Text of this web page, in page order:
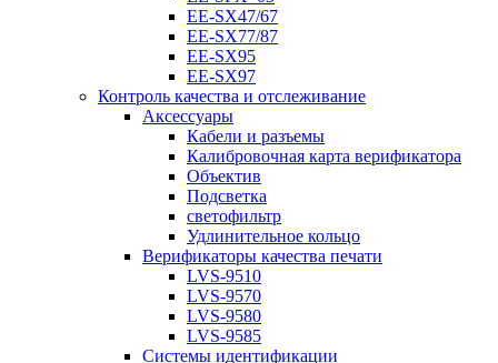
EE-SX47/67
EE-SX77/87
EE-SX95
EE-SX97
Контроль качества и отслеживание
Аксессуары
Кабели и разъемы
Калибровочная карта верификатора
Объектив
Подсветка
светофильтр
Удлинительное кольцо
Верификаторы качества печати
LVS-9510
LVS-9570
LVS-9580
LVS-9585
Системы идентификации